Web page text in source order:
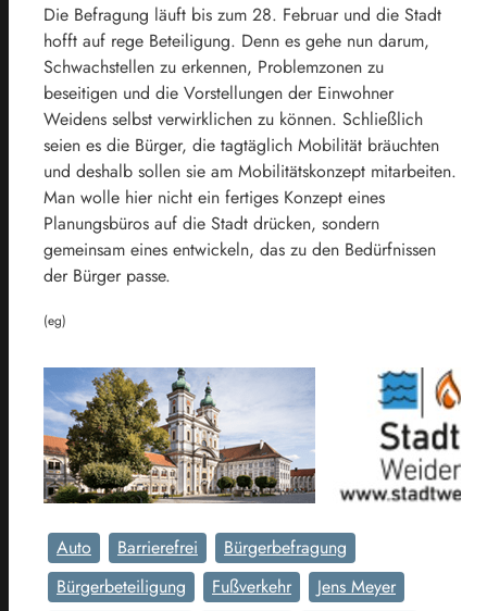
Die Befragung läuft bis zum 28. Februar und die Stadt
hofft auf rege Beteiligung. Denn es gehe nun darum,
Schwachstellen zu erkennen, Problemzonen zu
beseitigen und die Vorstellungen der Einwohner
Weidens selbst verwirklichen zu können. Schließlich
seien es die Bürger, die tagtäglich Mobilität bräuchten
und deshalb sollen sie am Mobilitätskonzept mitarbeiten.
Man wolle hier nicht ein fertiges Konzept eines
Planungsbüros auf die Stadt drücken, sondern
gemeinsam eines entwickeln, das zu den Bedürfnissen
der Bürger passe.
(eg)
Auto Barrierefrei
Bürgerbefragung
Bürgerbeteiligung
Fußverkehr
Jens Meyer